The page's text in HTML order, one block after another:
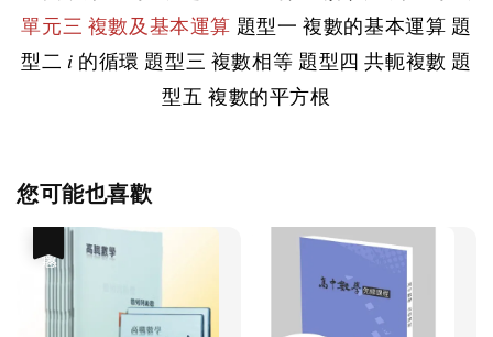
單元三 複數及基本運算 題型一 複數的基本運算 題
型二 𝑖 的循環 題型三 複數相等 題型四 共軛複數 題
型五 複數的平方根
您可能也喜歡